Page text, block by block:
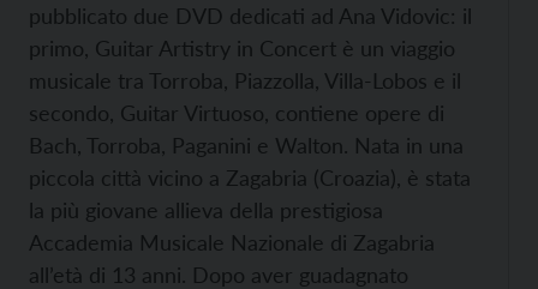
pubblicato due DVD dedicati ad Ana Vidovic: il
primo, Guitar Artistry in Concert è un viaggio
musicale tra Torroba, Piazzolla, Villa-Lobos e il
secondo, Guitar Virtuoso, contiene opere di
Bach, Torroba, Paganini e Walton. Nata in una
piccola città vicino a Zagabria (Croazia), è stata
la più giovane allieva della prestigiosa
Accademia Musicale Nazionale di Zagabria
all’età di 13 anni. Dopo aver guadagnato